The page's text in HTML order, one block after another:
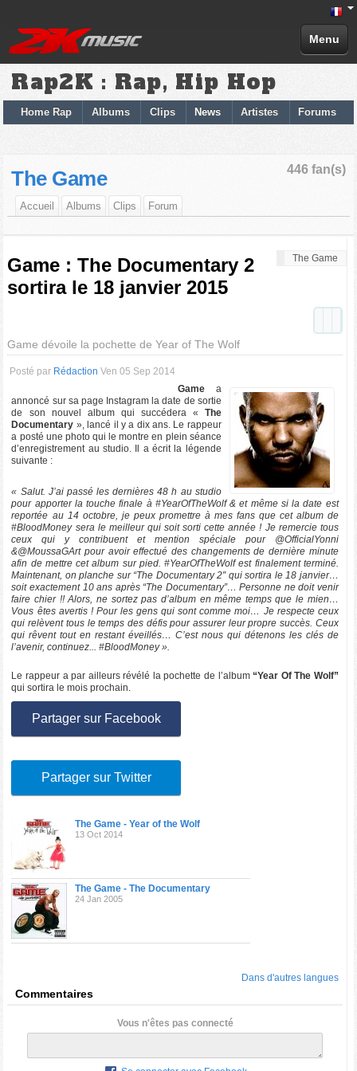
Menu
Rap2K : Rap, Hip Hop
Home Rap Albums Clips News Artistes Forums
446 fan(s)
The Game
Accueil Albums Clips Forum
The Game
Game : The Documentary 2
sortira le 18 janvier 2015
Game dévoile la pochette de Year of The Wolf
Posté par Rédaction Ven 05 Sep 2014
Game a
annoncé sur sa page Instagram la date de sortie
de son nouvel album qui succédera « The
Documentary », lancé il y a dix ans. Le rappeur
a posté une photo qui le montre en plein séance
d’enregistrement au studio. Il a écrit la légende
suivante :
« Salut. J’ai passé les dernières 48 h au studio
pour apporter la touche finale à #YearOfTheWolf & et même si la date est
reportée au 14 octobre, je peux promettre à mes fans que cet album de
#BloodMoney sera le meilleur qui soit sorti cette année ! Je remercie tous
ceux qui y contribuent et mention spéciale pour @OfficialYonni
&@MoussaGArt pour avoir effectué des changements de dernière minute
afin de mettre cet album sur pied. #YearOfTheWolf est finalement terminé.
Maintenant, on planche sur “The Documentary 2″ qui sortira le 18 janvier…
soit exactement 10 ans après “The Documentary”… Personne ne doit venir
faire chier !! Alors, ne sortez pas d’album en même temps que le mien…
Vous êtes avertis ! Pour les gens qui sont comme moi… Je respecte ceux
qui relèvent tous le temps des défis pour assurer leur propre succès. Ceux
qui rêvent tout en restant éveillés… C’est nous qui détenons les clés de
l’avenir, continuez... #BloodMoney ».
Le rappeur a par ailleurs révélé la pochette de l’album “Year Of The Wolf”
qui sortira le mois prochain.
Partager sur Facebook
Partager sur Twitter
The Game - Year of the Wolf
13 Oct 2014
The Game - The Documentary
24 Jan 2005
Dans d'autres langues
Commentaires
Vous n'êtes pas connecté